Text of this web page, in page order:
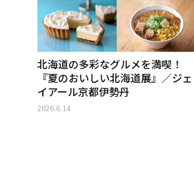
北海道の多彩なグルメを満喫！
『夏のおいしい北海道展』／ジェ
イアール京都伊勢丹
2026.6.14